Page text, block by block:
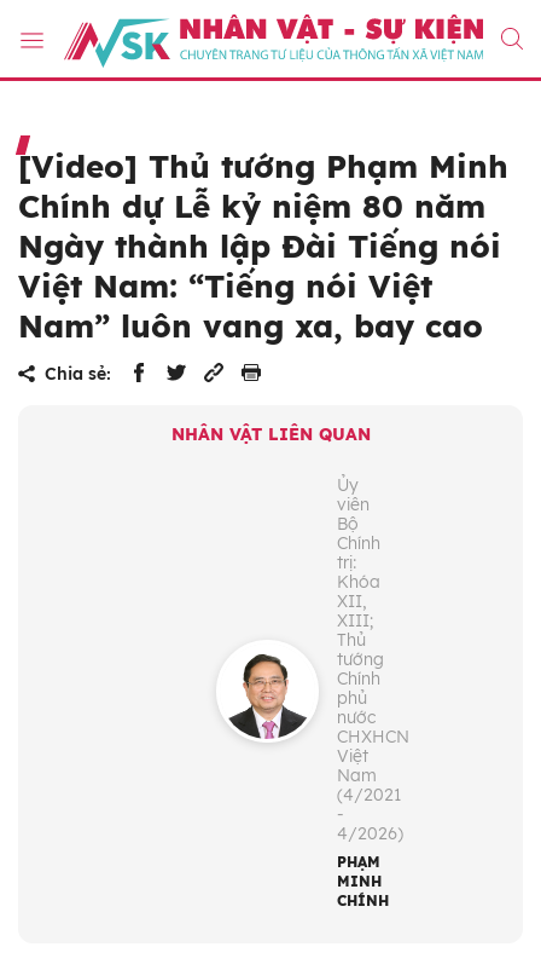
[Video] Thủ tướng Phạm Minh
Chính dự Lễ kỷ niệm 80 năm
Ngày thành lập Đài Tiếng nói
Việt Nam: “Tiếng nói Việt
Nam” luôn vang xa, bay cao
Chia sẻ:
NHÂN VẬT LIÊN QUAN
Ủy
viên
Bộ
Chính
trị:
Khóa
XII,
XIII;
Thủ
tướng
Chính
phủ
nước
CHXHCN
Việt
Nam
(4/2021
-
4/2026)
PHẠM
MINH
CHÍNH